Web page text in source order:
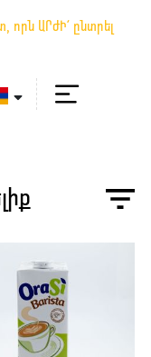
որն ԱՐԺԻ՛ ընտրել